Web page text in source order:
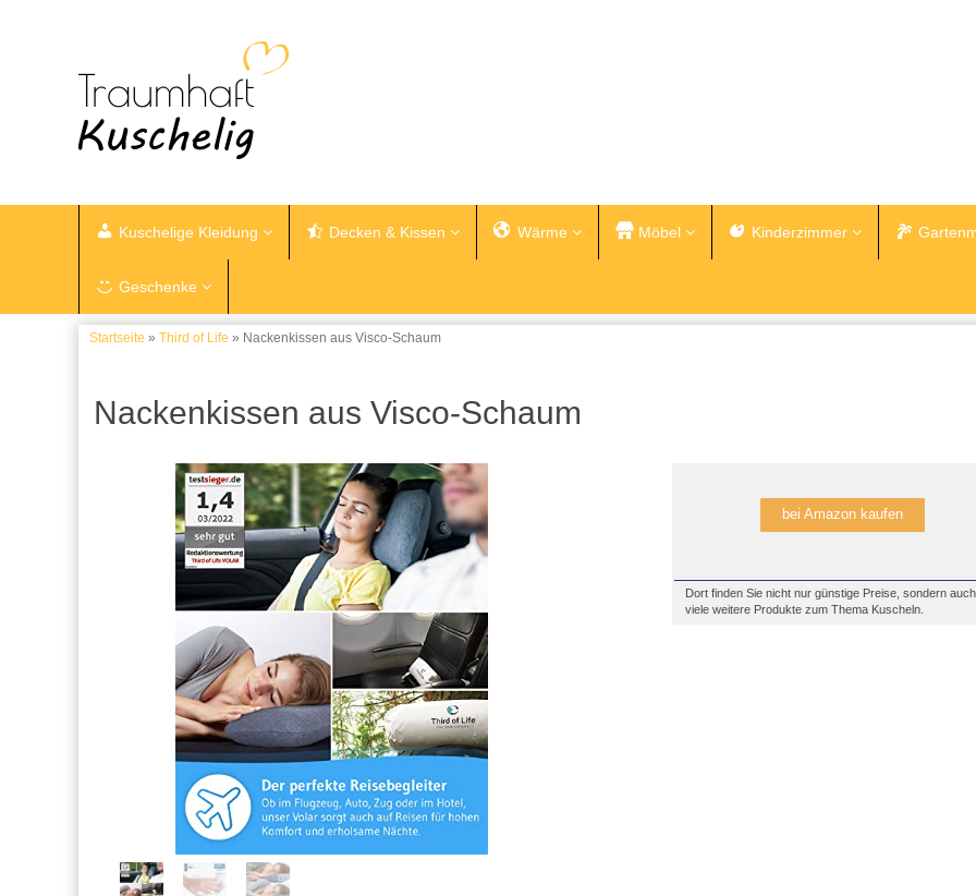
Kuschelige Kleidung Decken & Kissen Wärme Möbel Kinderzimmer
Geschenke
Startseite » Third of Life » Nackenkissen aus Visco-Schaum
Nackenkissen aus Visco-Schaum
bei Amazon kaufen
Dort finden Sie nicht nur günstige Preise, sondern auch
viele weitere Produkte zum Thema Kuscheln.